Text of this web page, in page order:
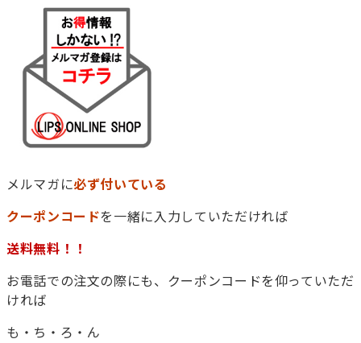
メルマガに必ず付いている
クーポンコードを一緒に入力していただければ
お電話での注文の際にも、クーポンコードを仰っていただ
ければ
も・ち・ろ・ん